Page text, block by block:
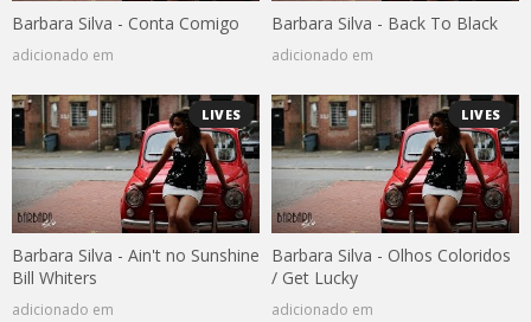
Barbara Silva - Conta Comigo
adicionado em
Barbara Silva - Back To Black
adicionado em
LIVES
Barbara Silva - Ain't no Sunshine
Bill Whiters
adicionado em
LIVES
Barbara Silva - Olhos Coloridos
/ Get Lucky
adicionado em